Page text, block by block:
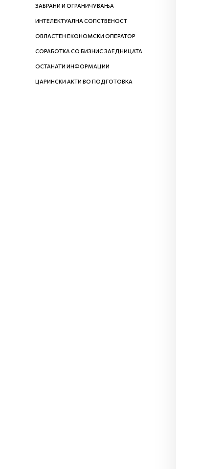
ЗАБРАНИ И ОГРАНИЧУВАЊА
ИНТЕЛЕКТУАЛНА СОПСТВЕНОСТ
ОВЛАСТЕН ЕКОНОМСКИ ОПЕРАТОР
СОРАБОТКА СО БИЗНИС ЗАЕДНИЦАТА
ОСТАНАТИ ИНФОРМАЦИИ
ЦАРИНСКИ АКТИ ВО ПОДГОТОВКА